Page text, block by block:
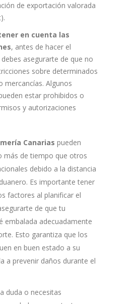
de exportación valorada
en cuenta las
, antes de hacer el
asegurarte de que no
sobre determinados
mercancías. Algunos
estar prohibidos o
y autorizaciones
Canarias pueden
más de tiempo que otros
debido a la distancia
Es importante tener
factores al planificar el
de que tu
embalada adecuadamente
Esto garantiza que los
en buen estado a su
a prevenir daños durante el
duda o necesitas